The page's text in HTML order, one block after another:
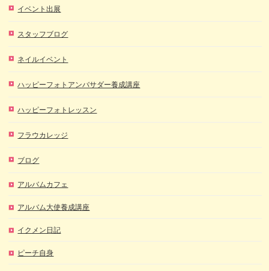
イベント出展
スタッフブログ
ネイルイベント
ハッピーフォトアンバサダー養成講座
ハッピーフォトレッスン
フラウカレッジ
ブログ
アルバムカフェ
アルバム大使養成講座
イクメン日記
ピーチ自身